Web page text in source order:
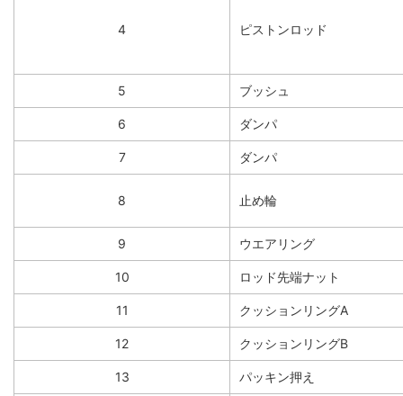
4 ピストンロッド
5 ブッシュ
6 ダンパ
7 ダンパ
8 止め輪
9 ウエアリング
10 ロッド先端ナット
11 クッションリングA
12 クッションリングB
13 パッキン押え